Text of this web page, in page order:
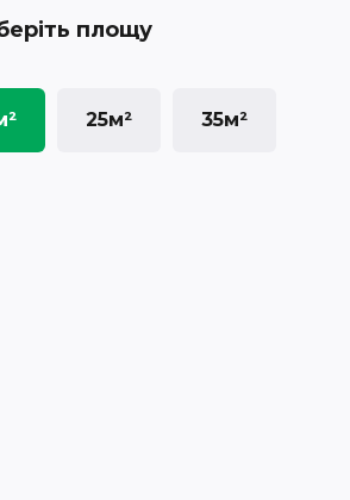
площу
25м² 35м²